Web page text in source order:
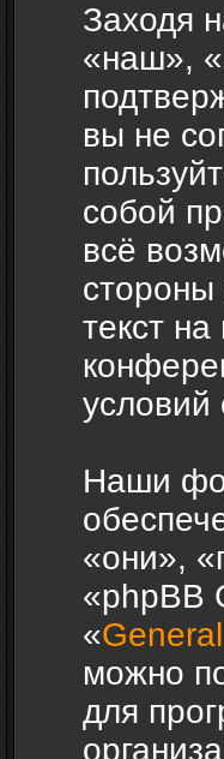
Заходя
«наш»,
вы не
собой
всё
стороны
текст
условий
Наши
«они»,
«phpBB
«
можно
для